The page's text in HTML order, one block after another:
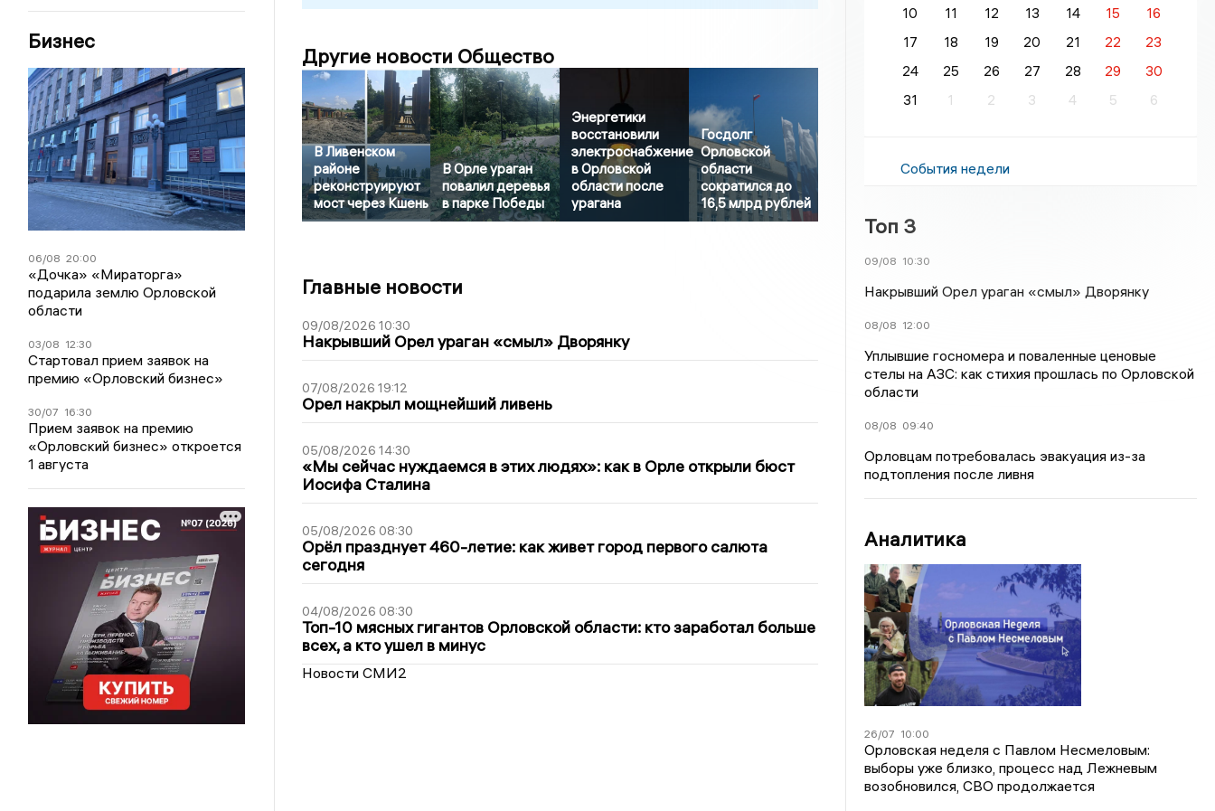
Бизнес
06/08 20:00
«Дочка» «Мираторга»
подарила землю Орловской
области
03/08 12:30
Стартовал прием заявок на
премию «Орловский бизнес»
30/07 16:30
Прием заявок на премию
«Орловский бизнес» откроется
1 августа
Другие новости Общество
В Ливенском
районе
реконструируют
мост через Кшень
В Орле ураган
повалил деревья
в парке Победы
Энергетики
восстановили
электроснабжение
в Орловской
области после
урагана
Госдолг
Орловской
области
сократился до
16,5 млрд рублей
Главные новости
09/08/2026 10:30
Накрывший Орел ураган «смыл» Дворянку
07/08/2026 19:12
Орел накрыл мощнейший ливень
05/08/2026 14:30
«Мы сейчас нуждаемся в этих людях»: как в Орле открыли бюст
Иосифа Сталина
05/08/2026 08:30
Орёл празднует 460-летие: как живет город первого салюта
сегодня
04/08/2026 08:30
Топ-10 мясных гигантов Орловской области: кто заработал больше
всех, а кто ушел в минус
Новости СМИ2
10
11 12 13 14 15
16
17
18 19 20 21 22
23
24
25 26 27 28 29
30
31
1 2 3 4 5 6
События недели
Топ 3
09/08 10:30
Накрывший Орел ураган «смыл» Дворянку
08/08 12:00
Уплывшие госномера и поваленные ценовые
стелы на АЗС: как стихия прошлась по Орловской
области
08/08 09:40
Орловцам потребовалась эвакуация из-за
подтопления после ливня
Аналитика
26/07 10:00
Орловская неделя с Павлом Несмеловым:
выборы уже близко, процесс над Лежневым
возобновился, СВО продолжается